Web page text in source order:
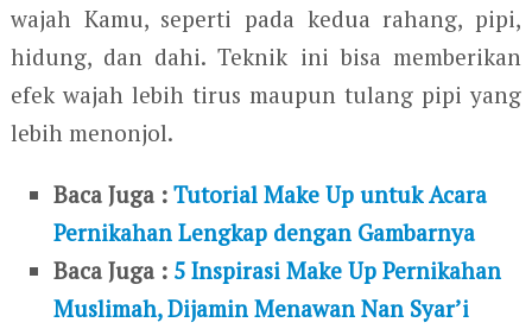
wajah Kamu, seperti pada kedua rahang, pipi,
hidung, dan dahi. Teknik ini bisa memberikan
efek wajah lebih tirus maupun tulang pipi yang
lebih menonjol.
Baca Juga :Tutorial Make Up untuk Acara
Pernikahan Lengkap dengan Gambarnya
Baca Juga : 5 Inspirasi Make Up Pernikahan
Muslimah, Dijamin Menawan Nan Syar’i